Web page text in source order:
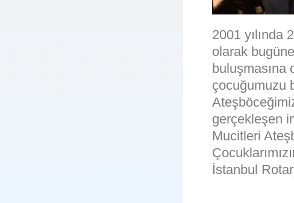
2001 yılında
olarak
buluşmasına
çocuğumuzu
gerçekleşen
Mucitleri
İstanbul